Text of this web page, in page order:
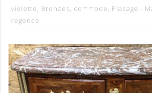
violette, Bronzes, commode, Placage -
regence